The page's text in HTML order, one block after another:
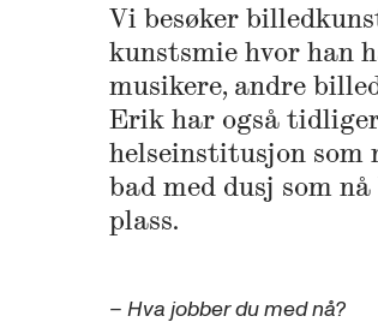
Vi besøker
kunstsmie hvor han
musikere, andre
Erik har også
helseinstitusjon som
bad med dusj som
plass.
– Hva jobber du med nå?